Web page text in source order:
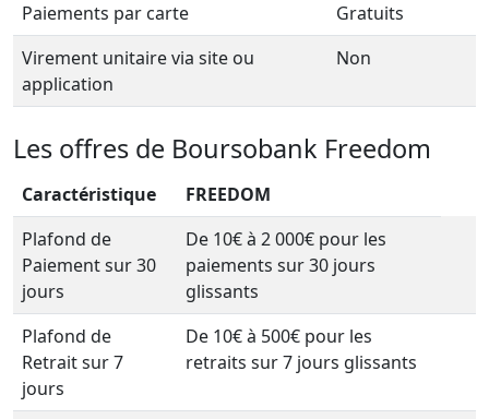
Paiements par carte
Gratuits
Virement unitaire via site ou
application
Non
Les offres de Boursobank Freedom
Caractéristique
FREEDOM
Plafond de
Paiement sur 30
jours
De 10€ à 2 000€ pour les
paiements sur 30 jours
glissants
Plafond de
Retrait sur 7
jours
De 10€ à 500€ pour les
retraits sur 7 jours glissants